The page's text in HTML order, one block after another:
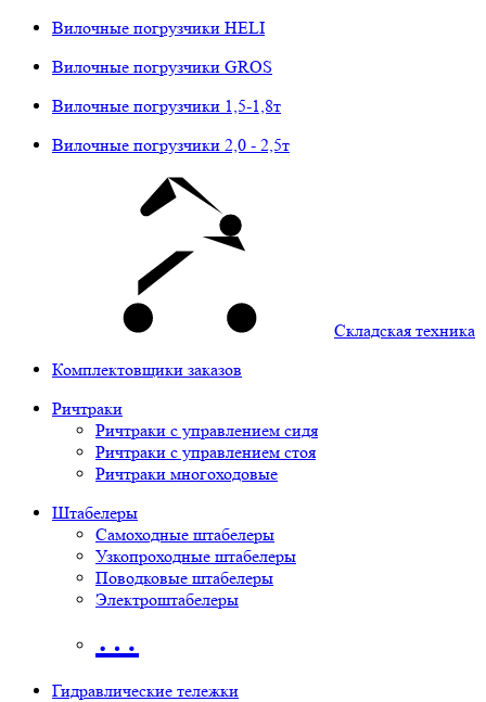
Вилочные погрузчики HELI
Вилочные погрузчики GROS
Вилочные погрузчики 1,5-1,8т
Вилочные погрузчики 2,0 - 2,5т
Складская техника
Комплектовщики заказов
Ричтраки
Ричтраки с управлением сидя
Ричтраки с управлением стоя
Ричтраки многоходовые
Штабелеры
Самоходные штабелеры
Узкопроходные штабелеры
Поводковые штабелеры
Электроштабелеры
…
Гидравлические тележки